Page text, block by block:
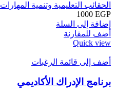
الحقائب التعليمية وتنمية المهارات
1000 EGP
إضافة إلى السلة
أضف للمقارنة
Quick view
أضف إلى قائمة الرغبات
برنامج الإدراك الأكاديمي